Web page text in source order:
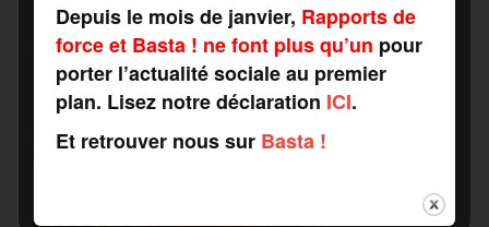
inédite » avec les associations d’usagers ?
Depuis le mois de janvier, Rapports de
force et Basta ! ne font plus qu’un pour
porter l’actualité sociale au premier
plan. Lisez notre déclaration ICI.
Et retrouver nous sur Basta !